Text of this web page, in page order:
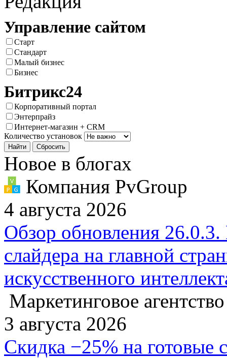
Управление сайтом
Старт
Стандарт
Малый бизнес
Бизнес
Битрикс24
Корпоративный портал
Энтерпрайз
Интернет-магазин + CRM
Количество установок
Новое в блогах
Компания PvGroup
4 августа 2026
Обзор обновления 26.0.3.
слайдера на главной
искусственного
Маркетинговое
3 августа 2026
Скидка −25% на готовые